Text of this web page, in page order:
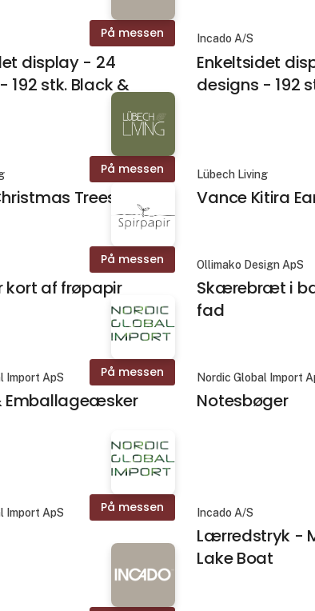
På messen
display - 24
192 stk. Black &
Incado A/S
Enkeltsidet
designs - 192
På messen
Trees
Lübech Living
Vance Kitira
På messen
kort af frøpapir
Ollimako Design ApS
Skærebræt i
fad
På messen
Import ApS
Emballageæsker
Nordic Global Import
Notesbøger
På messen
Import ApS Incado A/S
Lærredstryk -
Lake Boat